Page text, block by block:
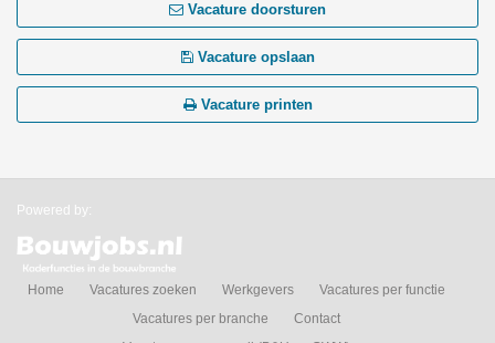
Vacature doorsturen
Vacature opslaan
Vacature printen
Powered by:
Home Vacatures zoeken Werkgevers
Vacatures per functie
Vacatures per branche
Contact